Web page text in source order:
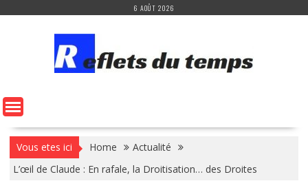
6 AOÛT 2026
Vous etes ici Home
Actualité
L’œil de Claude : En rafale, la Droitisation… des Droites